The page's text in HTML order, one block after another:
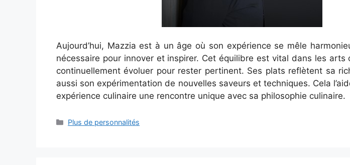
Aujourd’hui, Mazzia est à un âge où son expérience se mêle
nécessaire pour innover et inspirer. Cet équilibre est vital dans les arts
continuellement évoluer pour rester pertinent. Ses plats reflètent sa
aussi son expérimentation de nouvelles saveurs et techniques. Cela
expérience culinaire une rencontre unique avec sa philosophie culinaire.
Catégories
Plus de personnalités